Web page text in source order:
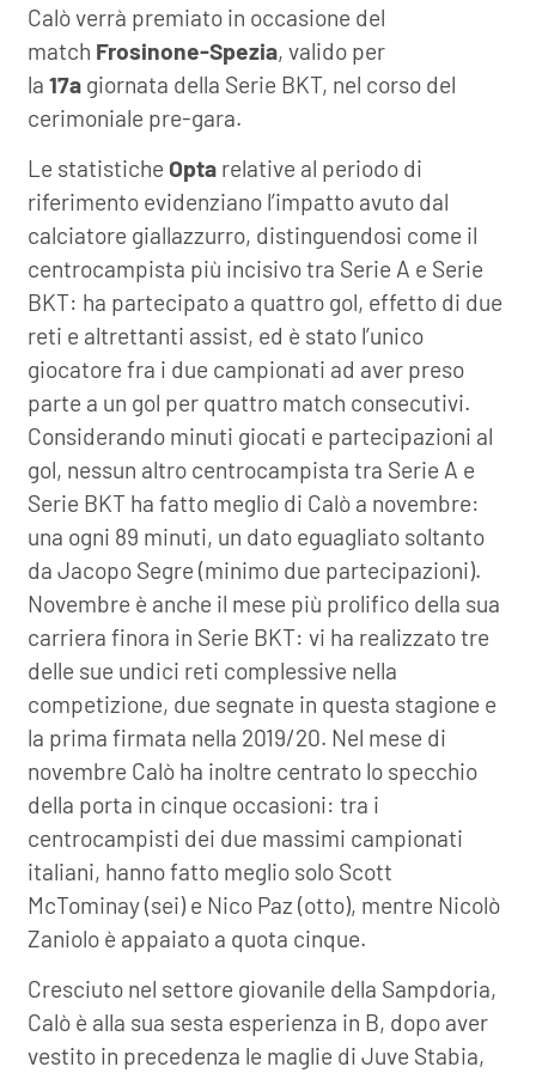
Calò verrà premiato in occasione del
match Frosinone-Spezia, valido per
la 17a giornata della Serie BKT, nel corso del
cerimoniale pre-gara.
Le statistiche Opta relative al periodo di
riferimento evidenziano l’impatto avuto dal
calciatore giallazzurro, distinguendosi come il
centrocampista più incisivo tra Serie A e Serie
BKT: ha partecipato a quattro gol, effetto di due
reti e altrettanti assist, ed è stato l’unico
giocatore fra i due campionati ad aver preso
parte a un gol per quattro match consecutivi.
Considerando minuti giocati e partecipazioni al
gol, nessun altro centrocampista tra Serie A e
Serie BKT ha fatto meglio di Calò a novembre:
una ogni 89 minuti, un dato eguagliato soltanto
da Jacopo Segre (minimo due partecipazioni).
Novembre è anche il mese più prolifico della sua
carriera finora in Serie BKT: vi ha realizzato tre
delle sue undici reti complessive nella
competizione, due segnate in questa stagione e
la prima firmata nella 2019/20. Nel mese di
novembre Calò ha inoltre centrato lo specchio
della porta in cinque occasioni: tra i
centrocampisti dei due massimi campionati
italiani, hanno fatto meglio solo Scott
McTominay (sei) e Nico Paz (otto), mentre Nicolò
Zaniolo è appaiato a quota cinque.
Cresciuto nel settore giovanile della Sampdoria,
Calò è alla sua sesta esperienza in B, dopo aver
vestito in precedenza le maglie di Juve Stabia,